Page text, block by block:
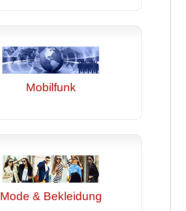
Mobilfunk
Mode & Bekleidung